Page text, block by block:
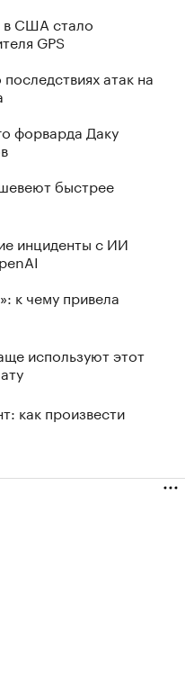
в США стало
GPS
атак на
форварда Даку
быстрее
инциденты с ИИ
к чему привела
используют этот
как произвести